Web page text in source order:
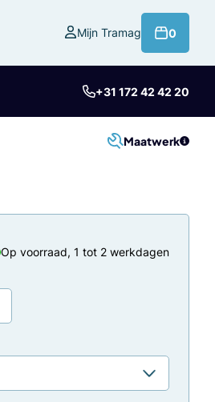
Mijn Tramag 0
+31 172 42 42 20
Maatwerk
Op voorraad, 1 tot 2 werkdagen